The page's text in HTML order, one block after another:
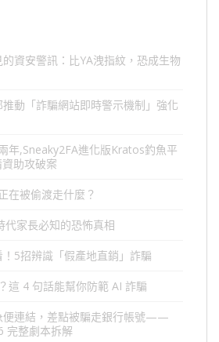
資安警訊：比YA洩指紋，恐成生物
動「詐騙網站即時警示機制」強化
年,Sneaky2FA進化版Kratos釣魚平
助攻破案
在被偷渡走什麼？
代家長必知的恐怖真相
5招辨識「假產地直銷」詐騙
這 4 句話能幫你防範 AI 詐騙
便連結，差點被騙走銀行帳號——
完整劇本拆解